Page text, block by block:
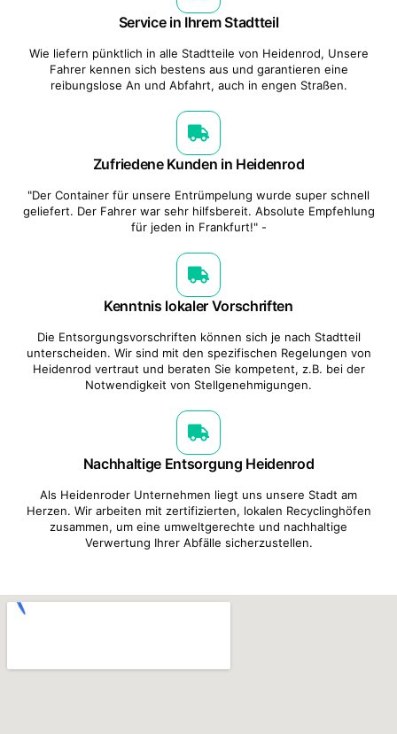
Service in Ihrem Stadtteil
Wie liefern pünktlich in alle Stadtteile von Heidenrod, Unsere
Fahrer kennen sich bestens aus und garantieren eine
reibungslose An und Abfahrt, auch in engen Straßen.
Zufriedene Kunden in Heidenrod
"Der Container für unsere Entrümpelung wurde super schnell
geliefert. Der Fahrer war sehr hilfsbereit. Absolute Empfehlung
für jeden in Frankfurt!" -
Kenntnis lokaler Vorschriften
Die Entsorgungsvorschriften können sich je nach Stadtteil
unterscheiden. Wir sind mit den spezifischen Regelungen von
Heidenrod vertraut und beraten Sie kompetent, z.B. bei der
Notwendigkeit von Stellgenehmigungen.
Nachhaltige Entsorgung Heidenrod
Als Heidenroder Unternehmen liegt uns unsere Stadt am
Herzen. Wir arbeiten mit zertifizierten, lokalen Recyclinghöfen
zusammen, um eine umweltgerechte und nachhaltige
Verwertung Ihrer Abfälle sicherzustellen.